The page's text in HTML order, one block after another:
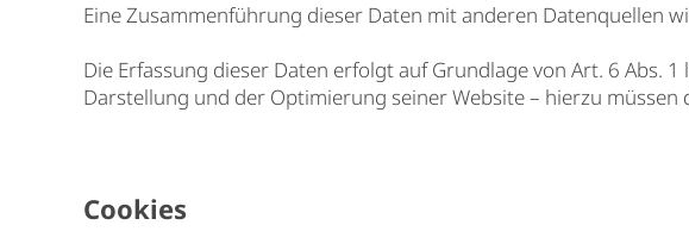
Eine Zusammenführung dieser Daten mit anderen Datenquellen
Die Erfassung dieser Daten erfolgt auf Grundlage von Art. 6 Abs.
Darstellung und der Optimierung seiner Website – hierzu müssen
Cookies